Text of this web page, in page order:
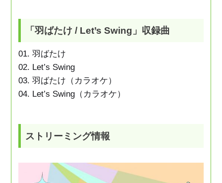
「羽ばたけ / Let’s Swing」収録曲
01. 羽ばたけ
02. Let’s Swing
03. 羽ばたけ（カラオケ）
04. Let’s Swing（カラオケ）
ストリーミング情報